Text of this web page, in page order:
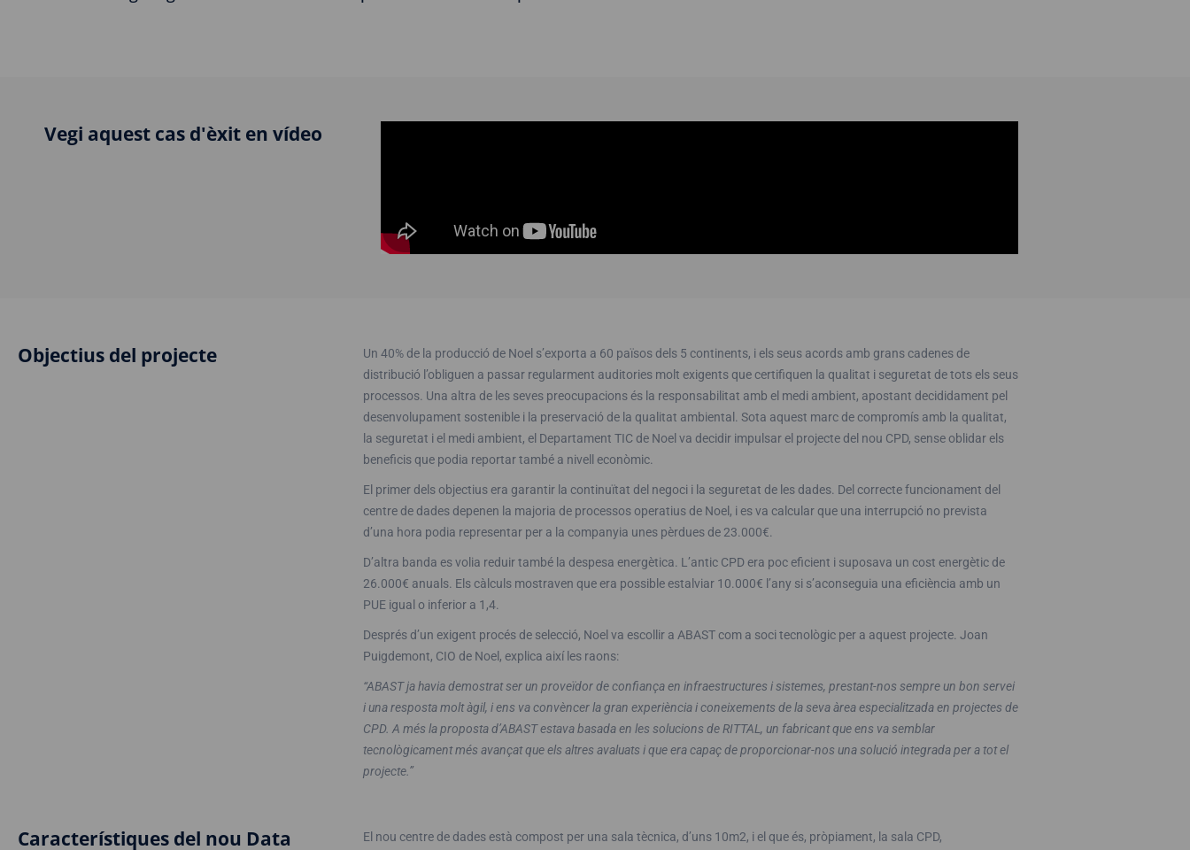
Vegi aquest cas d'èxit en vídeo
Objectius del projecte
Un 40% de la producció de Noel s’exporta a 60 països dels 5 continents, i els seus acords amb grans cadenes de
distribució l’obliguen a passar regularment auditories molt exigents que certifiquen la qualitat i seguretat de tots els seus
processos. Una altra de les seves preocupacions és la responsabilitat amb el medi ambient, apostant decididament pel
desenvolupament sostenible i la preservació de la qualitat ambiental. Sota aquest marc de compromís amb la qualitat,
la seguretat i el medi ambient, el Departament TIC de Noel va decidir impulsar el projecte del nou CPD, sense oblidar els
beneficis que podia reportar també a nivell econòmic.
El primer dels objectius era garantir la continuïtat del negoci i la seguretat de les dades. Del correcte funcionament del
centre de dades depenen la majoria de processos operatius de Noel, i es va calcular que una interrupció no prevista
d’una hora podia representar per a la companyia unes pèrdues de 23.000€.
D’altra banda es volia reduir també la despesa energètica. L’antic CPD era poc eficient i suposava un cost energètic de
26.000€ anuals. Els càlculs mostraven que era possible estalviar 10.000€ l’any si s’aconseguia una eficiència amb un
PUE igual o inferior a 1,4.
Després d’un exigent procés de selecció, Noel va escollir a ABAST com a soci tecnològic per a aquest projecte. Joan
Puigdemont, CIO de Noel, explica així les raons:
“ABAST ja havia demostrat ser un proveïdor de confiança en infraestructures i sistemes, prestant-nos sempre un bon servei
i una resposta molt àgil, i ens va convèncer la gran experiència i coneixements de la seva àrea especialitzada en projectes de
CPD. A més la proposta d’ABAST estava basada en les solucions de RITTAL, un fabricant que ens va semblar
tecnològicament més avançat que els altres avaluats i que era capaç de proporcionar-nos una solució integrada per a tot el
projecte.”
Característiques del nou Data
El nou centre de dades està compost per una sala tècnica, d’uns 10m2, i el que és, pròpiament, la sala CPD,